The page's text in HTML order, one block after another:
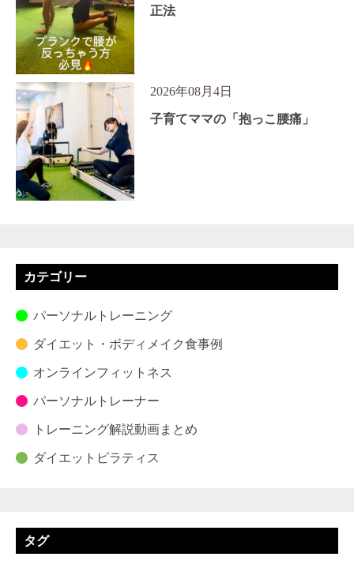
正法
2026年08月4日
子育てママの「抱っこ腰痛」
カテゴリー
パーソナルトレーニング
ダイエット・ボディメイク食事例
オンラインフィットネス
パーソナルトレーナー
トレーニング解説動画まとめ
ダイエットピラティス
タグ